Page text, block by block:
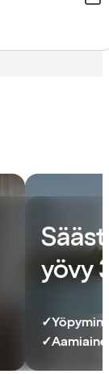
yövy
✓
✓